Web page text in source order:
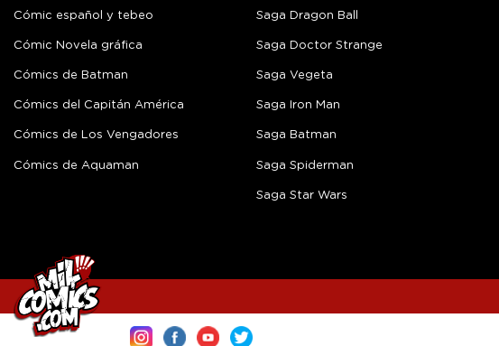
Cómic español y tebeo
Cómic Novela gráfica
Cómics de Batman
Cómics del Capitán América
Cómics de Los Vengadores
Cómics de Aquaman
Saga Dragon Ball
Saga Doctor Strange
Saga Vegeta
Saga Iron Man
Saga Batman
Saga Spiderman
Saga Star Wars